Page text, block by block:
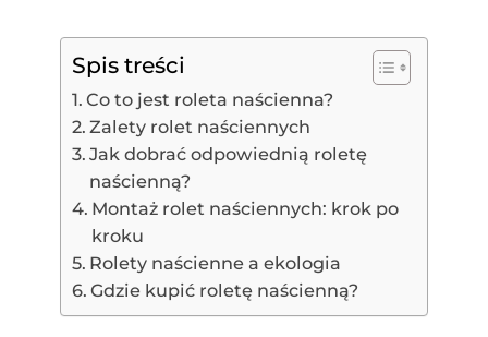
Spis treści
Co to jest roleta naścienna?
Zalety rolet naściennych
Jak dobrać odpowiednią roletę
naścienną?
Montaż rolet naściennych: krok po
kroku
Rolety naścienne a ekologia
Gdzie kupić roletę naścienną?